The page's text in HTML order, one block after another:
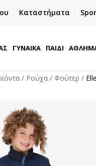
Καταστήματα
ΠΑΡΑΔΟΣΗ ΜΕ BOX
Παραλαβή 24/7
ΓΥΝΑΙΚΑ ΠΑΙΔΙ
Ρούχα Φούτερ